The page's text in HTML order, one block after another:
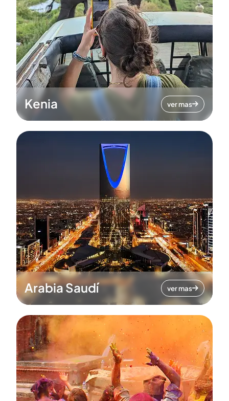
Kenia ver mas
Arabia Saudí ver mas